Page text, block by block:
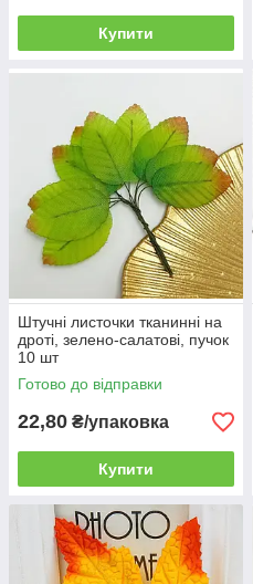
Купити
Штучні листочки тканинні на
дроті, зелено-салатові, пучок
10 шт
Готово до відправки
22,80 ₴/упаковка
Купити